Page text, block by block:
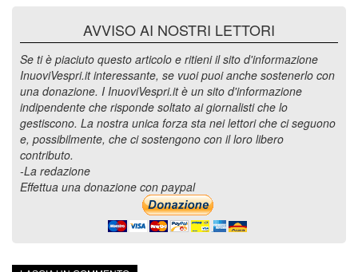
AVVISO AI NOSTRI LETTORI
Se ti è piaciuto questo articolo e ritieni il sito d'informazione
InuoviVespri.it interessante, se vuoi puoi anche sostenerlo con
una donazione. I InuoviVespri.it è un sito d'informazione
indipendente che risponde soltato ai giornalisti che lo
gestiscono. La nostra unica forza sta nei lettori che ci seguono
e, possibilmente, che ci sostengono con il loro libero
contributo.
-La redazione
Effettua una donazione con paypal